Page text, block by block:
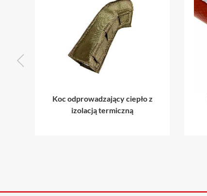
Koc odprowadzający ciepło z
izolacją termiczną